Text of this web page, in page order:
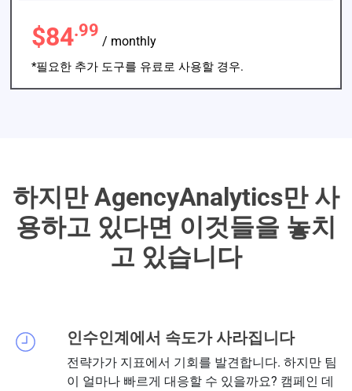
$84.99
/ monthly
*필요한 추가 도구를 유료로 사용할 경우.
하지만 AgencyAnalytics만 사
용하고 있다면 이것들을 놓치
고 있습니다
인수인계에서 속도가 사라집니다
전략가가 지표에서 기회를 발견합니다. 하지만 팀
이 얼마나 빠르게 대응할 수 있을까요? 캠페인 데